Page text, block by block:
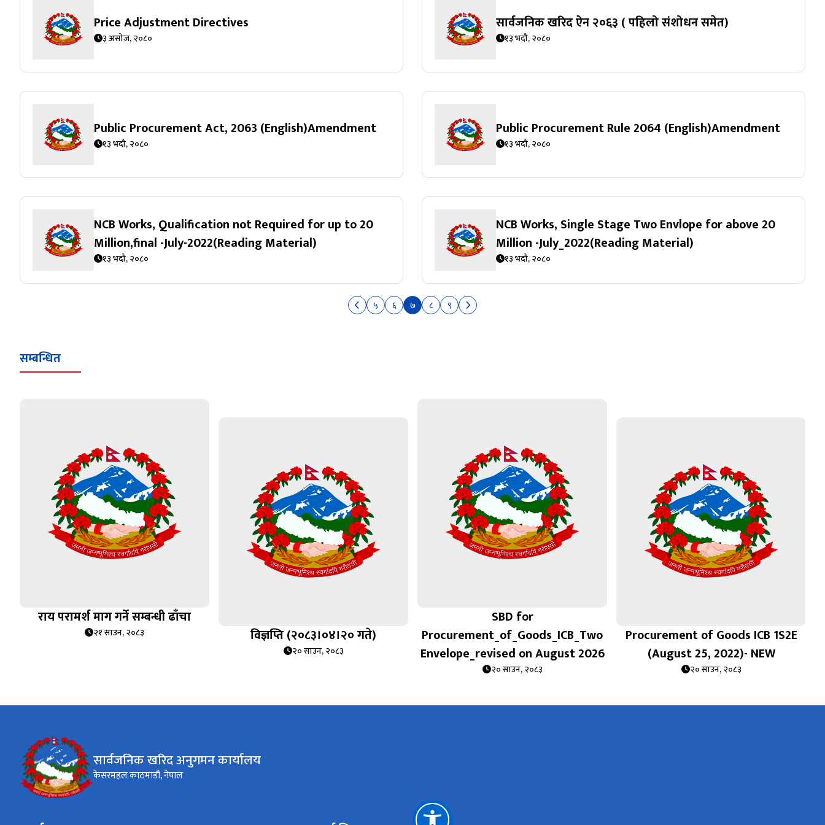
Price Adjustment Directives
३ असोज, २०८०
सार्वजनिक खरिद ऐन २०६३ ( पहिलो संशोधन समेत)
१३ भदौ, २०८०
Public Procurement Act, 2063 (English)Amendment
१३ भदौ, २०८०
Public Procurement Rule 2064 (English)Amendment
१३ भदौ, २०८०
NCB Works, Qualification not Required for up to 20
Million,final -July-2022(Reading Material)
१३ भदौ, २०८०
NCB Works, Single Stage Two Envlope for above 20
Million -July_2022(Reading Material)
१३ भदौ, २०८०
५ ६ ७ ८ ९
सम्बन्धित
राय परामर्श माग गर्ने सम्बन्धी ढाँचा
२१ साउन, २०८३ विज्ञप्ति (२०८३।०४।२० गते)
२० साउन, २०८३
SBD for
Procurement_of_Goods_ICB_Two
Envelope_revised on August 2026
२० साउन, २०८३
Procurement of Goods ICB 1S2E
(August 25, 2022)- NEW
२० साउन, २०८३
सार्वजनिक खरिद अनुगमन कार्यालय
केसरमहल काठमाडौं, नेपाल